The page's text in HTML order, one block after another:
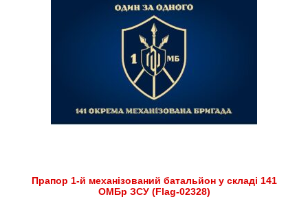
Прапор 1-й механізований батальйон у складі 141
ОМБр ЗСУ (Flag-02328)